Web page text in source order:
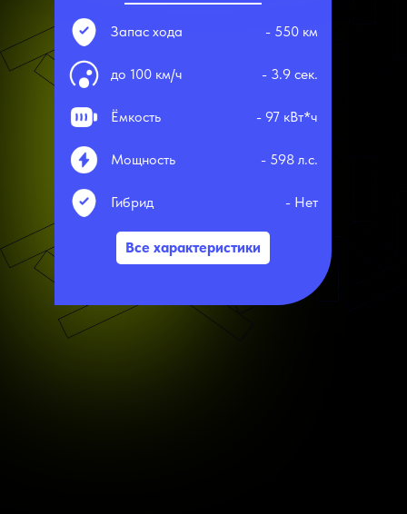
Запас хода - 550 км
до 100 км/ч - 3.9 сек.
Ёмкость - 97 кВт*ч
Мощность - 598 л.с.
Гибрид - Нет
Все характеристики